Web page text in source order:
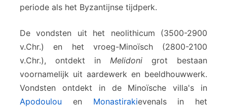
periode als het Byzantijnse tijdperk.
De vondsten uit het neolithicum (3500-2900
v.Chr.) en het vroeg-Minoïsch (2800-2100
v.Chr.), ontdekt in Melidoni grot bestaan
voornamelijk uit aardewerk en beeldhouwwerk.
Vondsten ontdekt in de Minoïsche villa's in
Apodoulou en Monastirakievenals in het